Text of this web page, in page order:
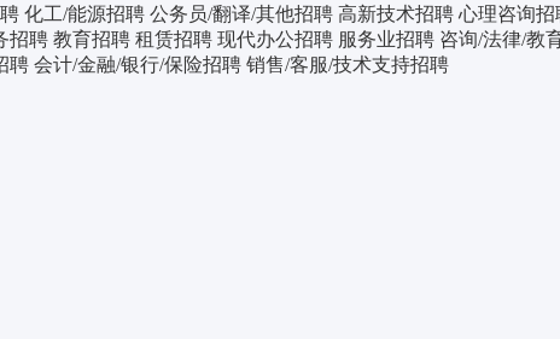
化工/能源招聘 公务员/翻译/其他招聘 高新技术招聘 心理咨询招
招聘 教育招聘 租赁招聘 现代办公招聘 服务业招聘 咨询/法律/教
聘 会计/金融/银行/保险招聘 销售/客服/技术支持招聘